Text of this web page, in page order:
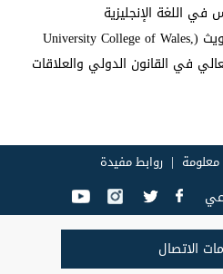
اللغة الإنجليزية
(
University College of Wales,
في القانون الدولي والعلاقات
روابط مفيدة
الاتصال